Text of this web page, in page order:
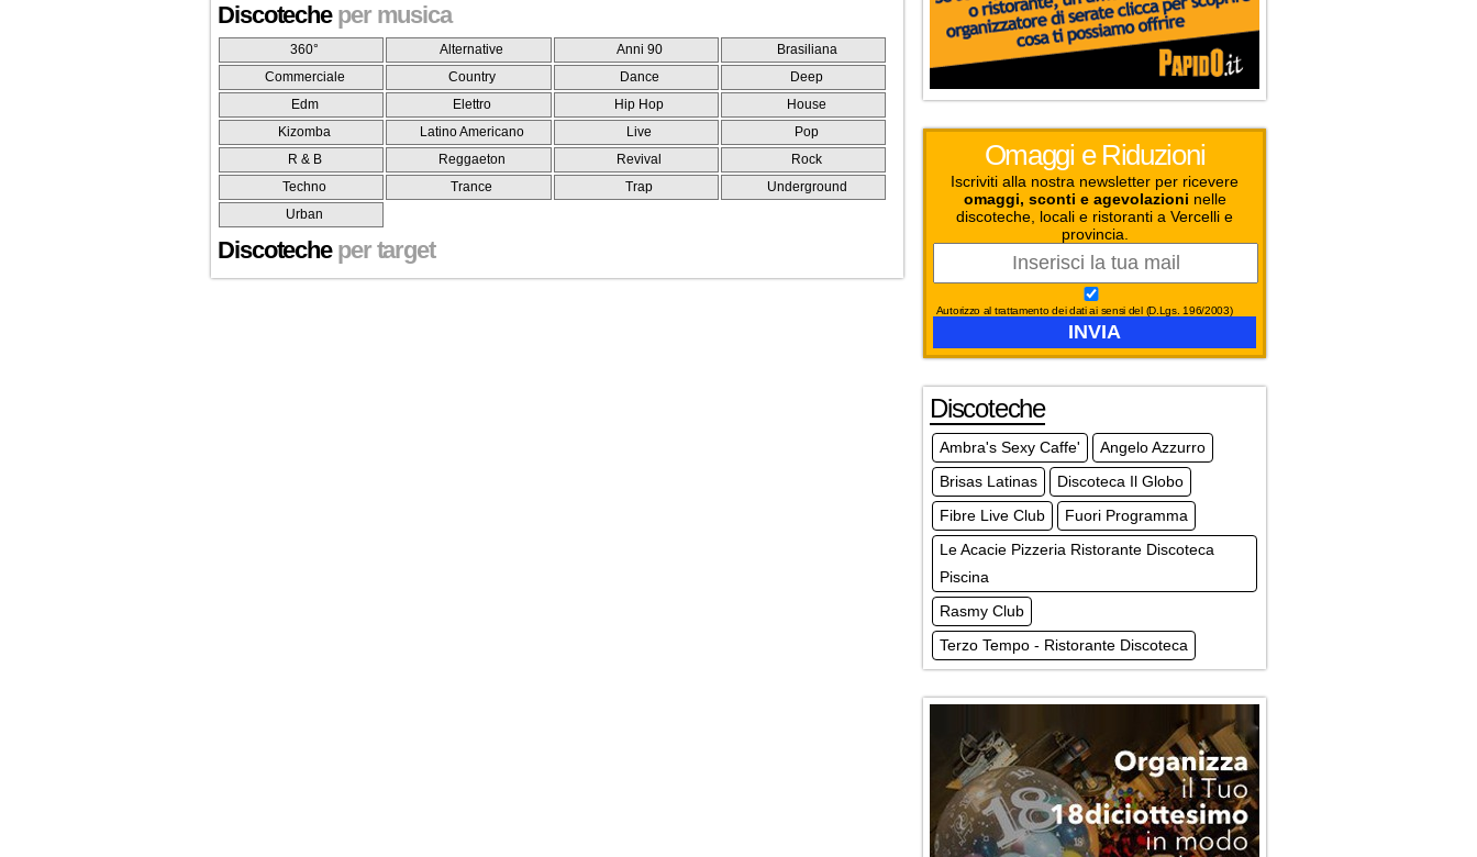
Discoteche per musica
360° Alternative Anni 90
Brasiliana
Commerciale
Country Dance
Deep
Edm
Elettro Hip Hop
House
Kizomba
Latino Americano Live
Pop
R & B
Reggaeton Revival
Rock
Techno
Trance Trap
Underground
Urban
Discoteche per target
Omaggi e Riduzioni
Iscriviti alla nostra newsletter per ricevere
omaggi, sconti e agevolazioni nelle
discoteche, locali e ristoranti a Vercelli e
provincia.
Autorizzo al trattamento dei dati ai sensi del (D.Lgs. 196/2003)
Discoteche
Ambra's Sexy Caffe'
Angelo Azzurro
Brisas Latinas
Discoteca Il Globo
Fibre Live Club
Fuori Programma
Le Acacie Pizzeria Ristorante Discoteca
Piscina
Rasmy Club
Terzo Tempo - Ristorante Discoteca